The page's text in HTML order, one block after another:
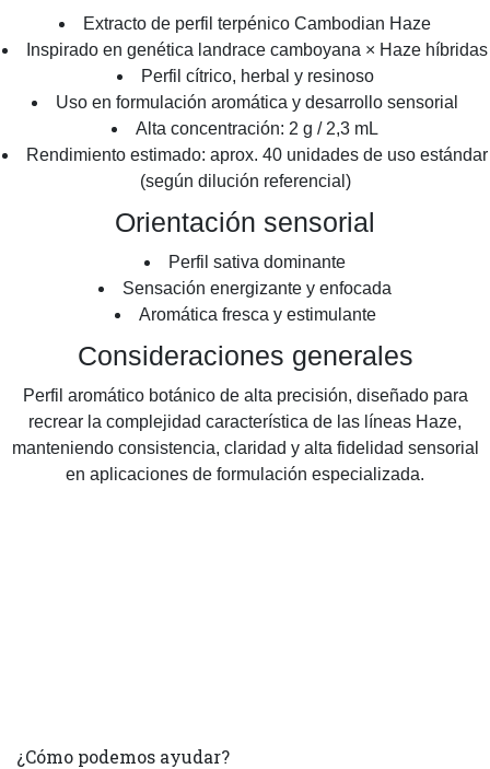
Extracto de perfil terpénico Cambodian Haze
Inspirado en genética landrace camboyana × Haze híbridas
Perfil cítrico, herbal y resinoso
Uso en formulación aromática y desarrollo sensorial
Alta concentración: 2 g / 2,3 mL
Rendimiento estimado: aprox. 40 unidades de uso estándar
(según dilución referencial)
Orientación sensorial
Perfil sativa dominante
Sensación energizante y enfocada
Aromática fresca y estimulante
Consideraciones generales
Perfil aromático botánico de alta precisión, diseñado para
recrear la complejidad característica de las líneas Haze,
manteniendo consistencia, claridad y alta fidelidad sensorial
en aplicaciones de formulación especializada.
¿Cómo podemos ayudar?